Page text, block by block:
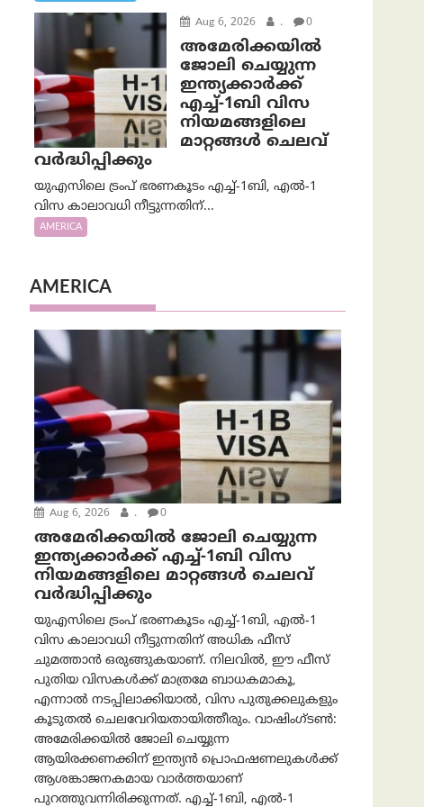
Aug 6, 2026 . 0
അമേരിക്കയില്‍
ജോലി ചെയ്യുന്ന
ഇന്ത്യക്കാർക്ക്
എച്ച്-1ബി വിസ
നിയമങ്ങളിലെ
മാറ്റങ്ങൾ ചെലവ്
വർദ്ധിപ്പിക്കും
യുഎസിലെ ട്രംപ് ഭരണകൂടം എച്ച്-1ബി, എൽ-1
വിസ കാലാവധി നീട്ടുന്നതിന്...
AMERICA
AMERICA
Aug 6, 2026 . 0
അമേരിക്കയില്‍ ജോലി ചെയ്യുന്ന
ഇന്ത്യക്കാർക്ക് എച്ച്-1ബി വിസ
നിയമങ്ങളിലെ മാറ്റങ്ങൾ ചെലവ്
വർദ്ധിപ്പിക്കും
യുഎസിലെ ട്രംപ് ഭരണകൂടം എച്ച്-1ബി, എൽ-1
വിസ കാലാവധി നീട്ടുന്നതിന് അധിക ഫീസ്
ചുമത്താൻ ഒരുങ്ങുകയാണ്. നിലവിൽ, ഈ ഫീസ്
പുതിയ വിസകൾക്ക് മാത്രമേ ബാധകമാകൂ,
എന്നാൽ നടപ്പിലാക്കിയാൽ, വിസ പുതുക്കലുകളും
കൂടുതൽ ചെലവേറിയതായിത്തീരും. വാഷിംഗ്ടണ്‍:
അമേരിക്കയില്‍ ജോലി ചെയ്യുന്ന
ആയിരക്കണക്കിന് ഇന്ത്യൻ പ്രൊഫഷണലുകൾക്ക്
ആശങ്കാജനകമായ വാർത്തയാണ്
പുറത്തുവന്നിരിക്കുന്നത്. എച്ച്-1ബി, എൽ-1